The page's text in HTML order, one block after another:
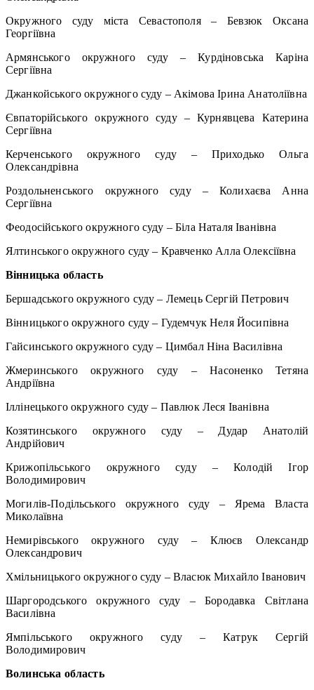
Окружного суду міста Севастополя – Бевзюк Оксана
Георгіївна
Армянського окружного суду – Курдіновська Каріна
Сергіївна
Джанкойського окружного суду – Акімова Ірина Анатоліївна
Євпаторійського окружного суду – Курнявцева Катерина
Сергіївна
Керченського окружного суду – Приходько Ольга
Олександрівна
Роздольненського окружного суду – Колихаєва Анна
Сергіївна
Феодосійського окружного суду – Біла Наталя Іванівна
Ялтинського окружного суду – Кравченко Алла Олексіївна
Вінницька область
Бершадського окружного суду – Лемець Сергій Петрович
Вінницького окружного суду – Гудемчук Неля Йосипівна
Гайсинського окружного суду – Цимбал Ніна Василівна
Жмеринського окружного суду – Насоненко Тетяна
Андріївна
Іллінецького окружного суду – Павлюк Леся Іванівна
Козятинського окружного суду – Дудар Анатолій
Андрійович
Крижопільського окружного суду – Колодій Ігор
Володимирович
Могилів-Подільського окружного суду – Ярема Власта
Миколаївна
Немирівського окружного суду – Клюєв Олександр
Олександрович
Хмільницького окружного суду – Власюк Михайло Іванович
Шаргородського окружного суду – Бородавка Світлана
Василівна
Ямпільського окружного суду – Катрук Сергій
Володимирович
Волинська область